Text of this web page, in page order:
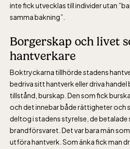
inte fick utvecklas till individer utan
samma bakning”.
Borgerskap och livet
hantverkare
Boktryckarna tillhörde stadens
bedriva sitt hantverk eller driva handel
tillstånd, burskap. Den som fick
och det innebar både rättigheter och
deltog i stadens styrelse, de
brandförsvaret. Det var bara män
utföra hantverk. Som änka fick man